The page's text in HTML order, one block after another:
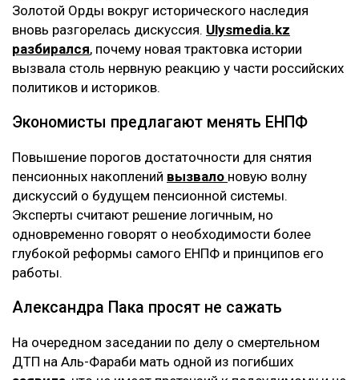
Золотой Орды вокруг исторического наследия
вновь разгорелась дискуссия. Ulysmedia.kz
разбирался, почему новая трактовка истории
вызвала столь нервную реакцию у части российских
политиков и историков.
Экономисты предлагают менять ЕНПФ
Повышение порогов достаточности для снятия
пенсионных накоплений вызвало новую волну
дискуссий о будущем пенсионной системы.
Эксперты считают решение логичным, но
одновременно говорят о необходимости более
глубокой реформы самого ЕНПФ и принципов его
работы.
Александра Пака просят не сажать
На очередном заседании по делу о смертельном
ДТП на Аль-Фараби мать одной из погибших